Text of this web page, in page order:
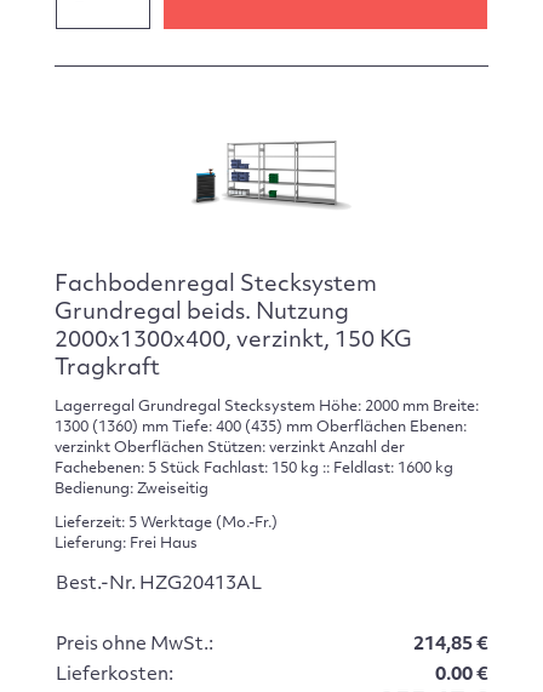
Fachbodenregal Stecksystem
Grundregal beids. Nutzung
2000x1300x400, verzinkt, 150 KG
Tragkraft
Lagerregal Grundregal Stecksystem Höhe: 2000 mm Breite:
1300 (1360) mm Tiefe: 400 (435) mm Oberflächen Ebenen:
verzinkt Oberflächen Stützen: verzinkt Anzahl der
Fachebenen: 5 Stück Fachlast: 150 kg :: Feldlast: 1600 kg
Bedienung: Zweiseitig
Lieferzeit: 5 Werktage (Mo.-Fr.)
Lieferung: Frei Haus
Best.-Nr. HZG20413AL
Preis ohne MwSt.:
214,85 €
Lieferkosten:
0.00 €